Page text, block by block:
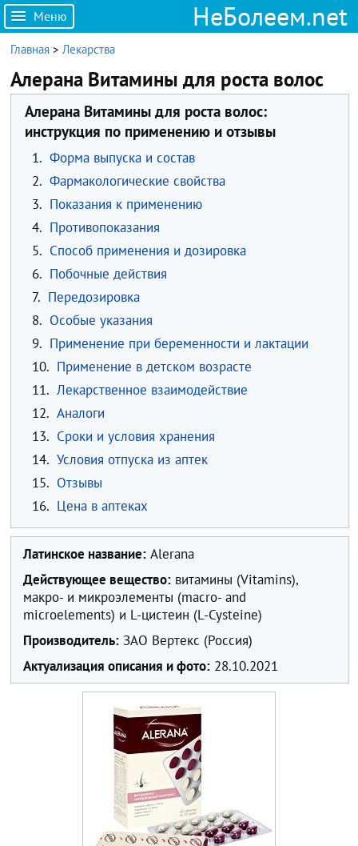
Меню НеБолеем.net
Главная >Лекарства
Алерана Витамины для роста волос
Алерана Витамины для роста волос:
инструкция по применению и отзывы
1. Форма выпуска и состав
2. Фармакологические свойства
3. Показания к применению
4. Противопоказания
5. Способ применения и дозировка
6. Побочные действия
7. Передозировка
8. Особые указания
9. Применение при беременности и лактации
10. Применение в детском возрасте
11. Лекарственное взаимодействие
12. Аналоги
13. Сроки и условия хранения
14. Условия отпуска из аптек
15. Отзывы
16. Цена в аптеках
Латинское название: Alerana
Действующее вещество: витамины (Vitamins),
макро- и микроэлементы (macro- and
microelements) и L-цистеин (L-Cysteine)
Производитель: ЗАО Вертекс (Россия)
Актуализация описания и фото: 28.10.2021